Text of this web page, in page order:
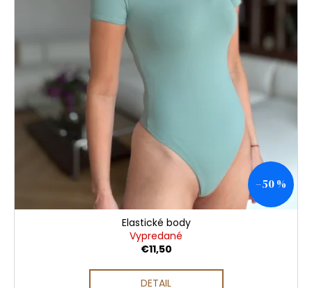
t
v
–50 %
Elastické body
Vypredané
€11,50
DETAIL